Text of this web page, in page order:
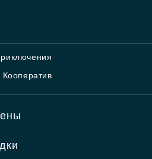
Кооператив